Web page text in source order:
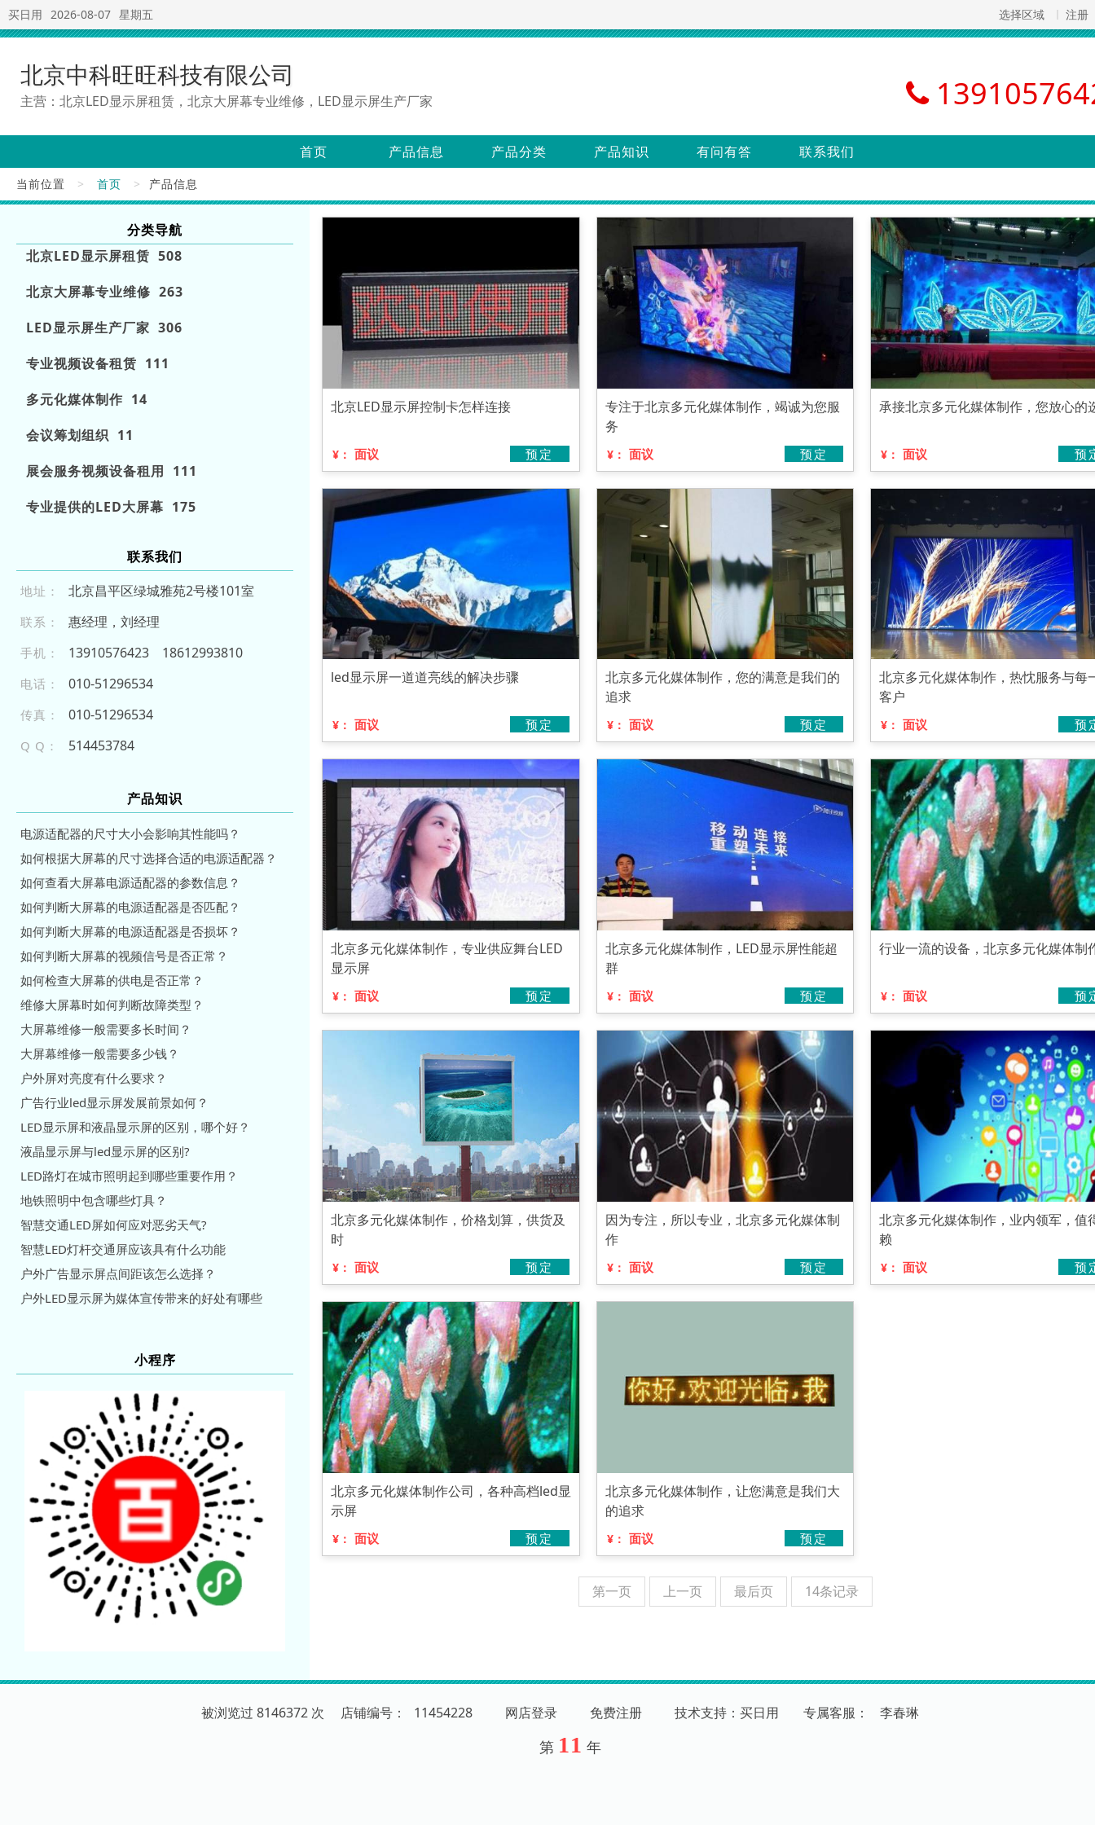
买日用 2026-08-07 星期五 选择区域 注册
北京中科旺旺科技有限公司
主营：北京LED显示屏租赁，北京大屏幕专业维修，LED显示屏生产厂家
首页 产品信息 产品分类 产品知识 有问有答 联系我们
当前位置 > 首页 > 产品信息
分类导航
北京LED显示屏租赁 508
北京大屏幕专业维修 263
LED显示屏生产厂家 306
专业视频设备租赁 111
多元化媒体制作 14
会议筹划组织 11
展会服务视频设备租用 111
专业提供的LED大屏幕 175
联系我们
地址： 北京昌平区绿城雅苑2号楼101室
联系： 惠经理，刘经理
手机： 13 910 576 42 3 1 86 129 938 1 0
电话： 01 0- 51 29 6 534
传真： 01 0- 5 1 29 65 34
Q Q： 514453784
产品知识
电源适配器的尺寸大小会影响其性能吗？
如何根据大屏幕的尺寸选择合适的电源适配器？
如何查看大屏幕电源适配器的参数信息？
如何判断大屏幕的电源适配器是否匹配？
如何判断大屏幕的电源适配器是否损坏？
如何判断大屏幕的视频信号是否正常？
如何检查大屏幕的供电是否正常？
维修大屏幕时如何判断故障类型？
大屏幕维修一般需要多长时间？
大屏幕维修一般需要多少钱？
户外屏对亮度有什么要求？
广告行业led显示屏发展前景如何？
LED显示屏和液晶显示屏的区别，哪个好？
液晶显示屏与led显示屏的区别?
LED路灯在城市照明起到哪些重要作用？
地铁照明中包含哪些灯具？
智慧交通LED屏如何应对恶劣天气?
智慧LED灯杆交通屏应该具有什么功能
户外广告显示屏点间距该怎么选择？
户外LED显示屏为媒体宣传带来的好处有哪些
小程序
北京LED显示屏控制卡怎样连接
¥： 面议 预定
专注于北京多元化媒体制作，竭诚为您服
务
¥： 面议 预定
承接北京多元化媒体制作，您放心的
¥： 面议 预
led显示屏一道道亮线的解决步骤
¥： 面议 预定
北京多元化媒体制作，您的满意是我们的
追求
¥： 面议 预定
北京多元化媒体制作，热忱服务与每
客户
¥： 面议 预
北京多元化媒体制作，专业供应舞台LED
显示屏
¥： 面议 预定
北京多元化媒体制作，LED显示屏性能超
群
¥： 面议 预定
行业一流的设备，北京多元化媒体制
¥： 面议 预
北京多元化媒体制作，价格划算，供货及
时
¥： 面议 预定
因为专注，所以专业，北京多元化媒体制
作
¥： 面议 预定
北京多元化媒体制作，业内领军，值
赖
¥： 面议 预
北京多元化媒体制作公司，各种高档led显
示屏
¥： 面议 预定
北京多元化媒体制作，让您满意是我们大
的追求
¥： 面议 预定
第一页 上一页 最后页 14条记录
被浏览过 8146372 次 店铺编号： 11454228 网店登录 免费注册 技术支持：买日用 专属客服 ： 李春琳
第 11 年